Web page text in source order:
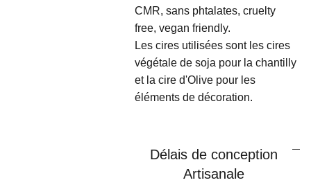
CMR, sans phtalates, cruelty
free, vegan friendly.
Les cires utilisées sont les cires
végétale de soja pour la chantilly
et la cire d'Olive pour les
éléments de décoration.
Délais de conception
Artisanale